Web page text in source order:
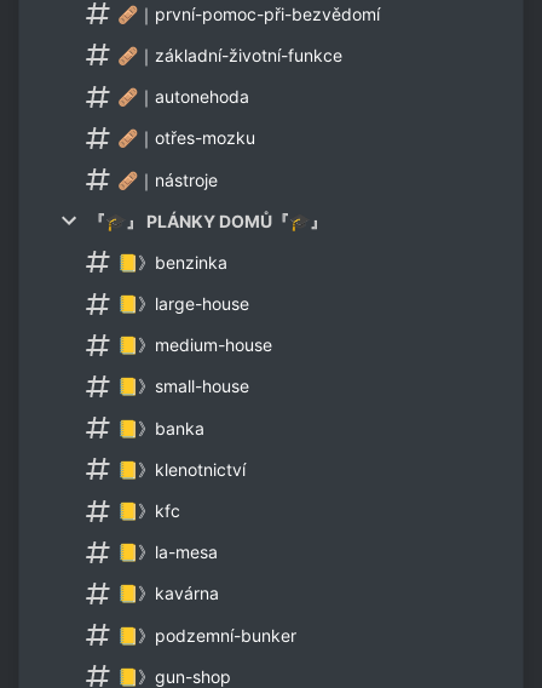
🩹｜první-pomoc-při-bezvědomí
🩹｜základní-životní-funkce
🩹｜autonehoda
🩹｜otřes-mozku
🩹｜nástroje
『🎓』 PLÁNKY DOMŮ『🎓』
📒》benzinka
📒》large-house
📒》medium-house
📒》small-house
📒》banka
📒》klenotnictví
📒》kfc
📒》la-mesa
📒》kavárna
📒》podzemní-bunker
📒》gun-shop